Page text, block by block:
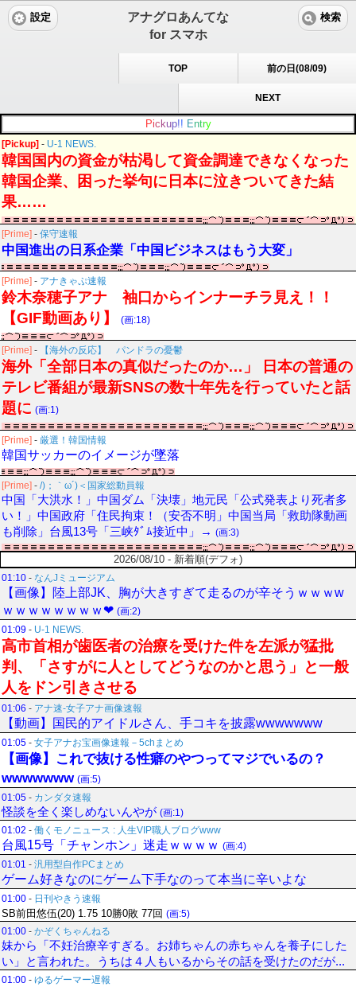
アナグロあんてな
for スマホ
設定 検索
TOP 前の日(08/09)
NEXT
Pic kup!! Entry
[Pickup] - U-1 NEWS.
韓国国内の資金が枯渇して資金調達できなくなった
韓国企業、困った挙句に日本に泣きついてきた結
果……
[Prime] - 保守速報
中国進出の日系企業「中国ビジネスはもう大変」
[Prime] - アナきゃぷ速報
鈴木奈穂子アナ 袖口からインナーチラ見え！！
【GIF動画あり】
(画:18)
[Prime] - 【海外の反応】 パンドラの憂鬱
海外「全部日本の真似だったのか…」 日本の普通の
テレビ番組が最新SNSの数十年先を行っていたと話
題に (画:1)
[Prime] - 厳選！韓国情報
韓国サッカーのイメージが墜落
[Prime] - /)；｀ω´)＜国家総動員報
中国「大洪水！」中国ダム「決壊」地元民「公式発表より死者多
い！」中国政府「住民拘束！（安否不明」中国当局「救助隊動画
も削除」台風13号「三峡ﾀﾞﾑ接近中」→ (画:3)
2026/08/10 - 新着順(デフォ)
01:10 - なんJミュージアム
【画像】陸上部JK、胸が大きすぎて走るのが辛そうｗｗｗw
ｗｗｗｗｗｗｗｗ❤ (画:2)
01:09 - U-1 NEWS.
高市首相が歯医者の治療を受けた件を左派が猛批
判、「さすがに人としてどうなのかと思う」と一般
人をドン引きさせる
01:06 - アナ速‐女子アナ画像速報
【動画】国民的アイドルさん、手コキを披露wwwwwww
01:05 - 女子アナお宝画像速報－5chまとめ
【画像】これで抜ける性癖のやつってマジでいるの？
wwwwwww (画:5)
01:05 - カンダタ速報
怪談を全く楽しめないんやが (画:1)
01:02 - 働くモノニュース : 人生VIP職人ブログwww
台風15号「チャンホン」迷走ｗｗｗｗ (画:4)
01:01 - 汎用型自作PCまとめ
ゲーム好きなのにゲーム下手なのって本当に辛いよな
01:00 - 日刊やきう速報
SB前田悠伍(20) 1.75 10勝0敗 77回 (画:5)
01:00 - かぞくちゃんねる
妹から「不妊治療辛すぎる。お姉ちゃんの赤ちゃんを養子にした
い」と言われた。うちは４人もいるからその話を受けたのだが...
01:00 - ゆるゲーマー遅報